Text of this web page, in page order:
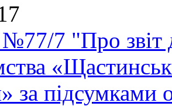
7 "Про звіт
за підсумками